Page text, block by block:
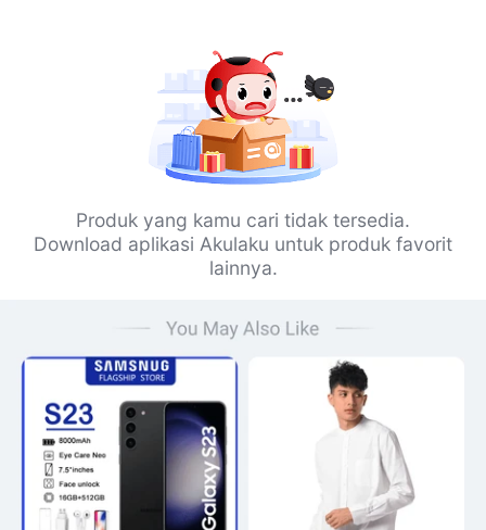
Produk yang kamu cari tidak tersedia.
Download aplikasi Akulaku untuk produk favorit
lainnya.